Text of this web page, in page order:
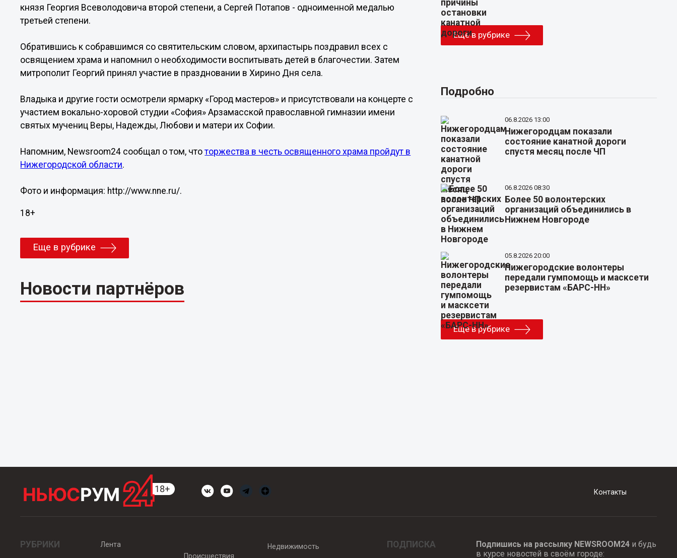
князя Георгия Всеволодовича второй степени, а Сергей Потапов - одноименной медалью
третьей степени.
Обратившись к собравшимся со святительским словом, архипастырь поздравил всех с
освящением храма и напомнил о необходимости воспитывать детей в благочестии. Затем
митрополит Георгий принял участие в праздновании в Хирино Дня села.
Владыка и другие гости осмотрели ярмарку «Город мастеров» и присутствовали на концерте с
участием вокально-хоровой студии «София» Арзамасской православной гимназии имени
святых мучениц Веры, Надежды, Любови и матери их Софии.
Напомним, Newsroom24 сообщал о том, чтоторжества в честь освященного храма пройдут в
Нижегородской области.
Фото и информация: http://www.nne.ru/.
18+
Еще в рубрике
Новости партнёров
Еще в рубрике
Подробно
06.8.2026 13:00
Нижегородцам показали
состояние канатной дороги
спустя месяц после ЧП
06.8.2026 08:30
Более 50 волонтерских
организаций объединились в
Нижнем Новгороде
05.8.2026 20:00
Нижегородские волонтеры
передали гумпомощь и масксети
резервистам «БАРС-НН»
Еще в рубрике
Контакты
РУБРИКИ
Лента
Происшествия
Недвижимость ПОДПИСКА Подпишись на рассылку NEWSROOM24и будь
в курсе новостей в своём городе: